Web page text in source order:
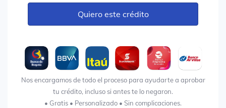
Quiero este crédito
Nos encargamos de todo el proceso para ayudarte a aprobar
tu crédito, incluso si antes te lo negaron.
• Gratis • Personalizado • Sin complicaciones.